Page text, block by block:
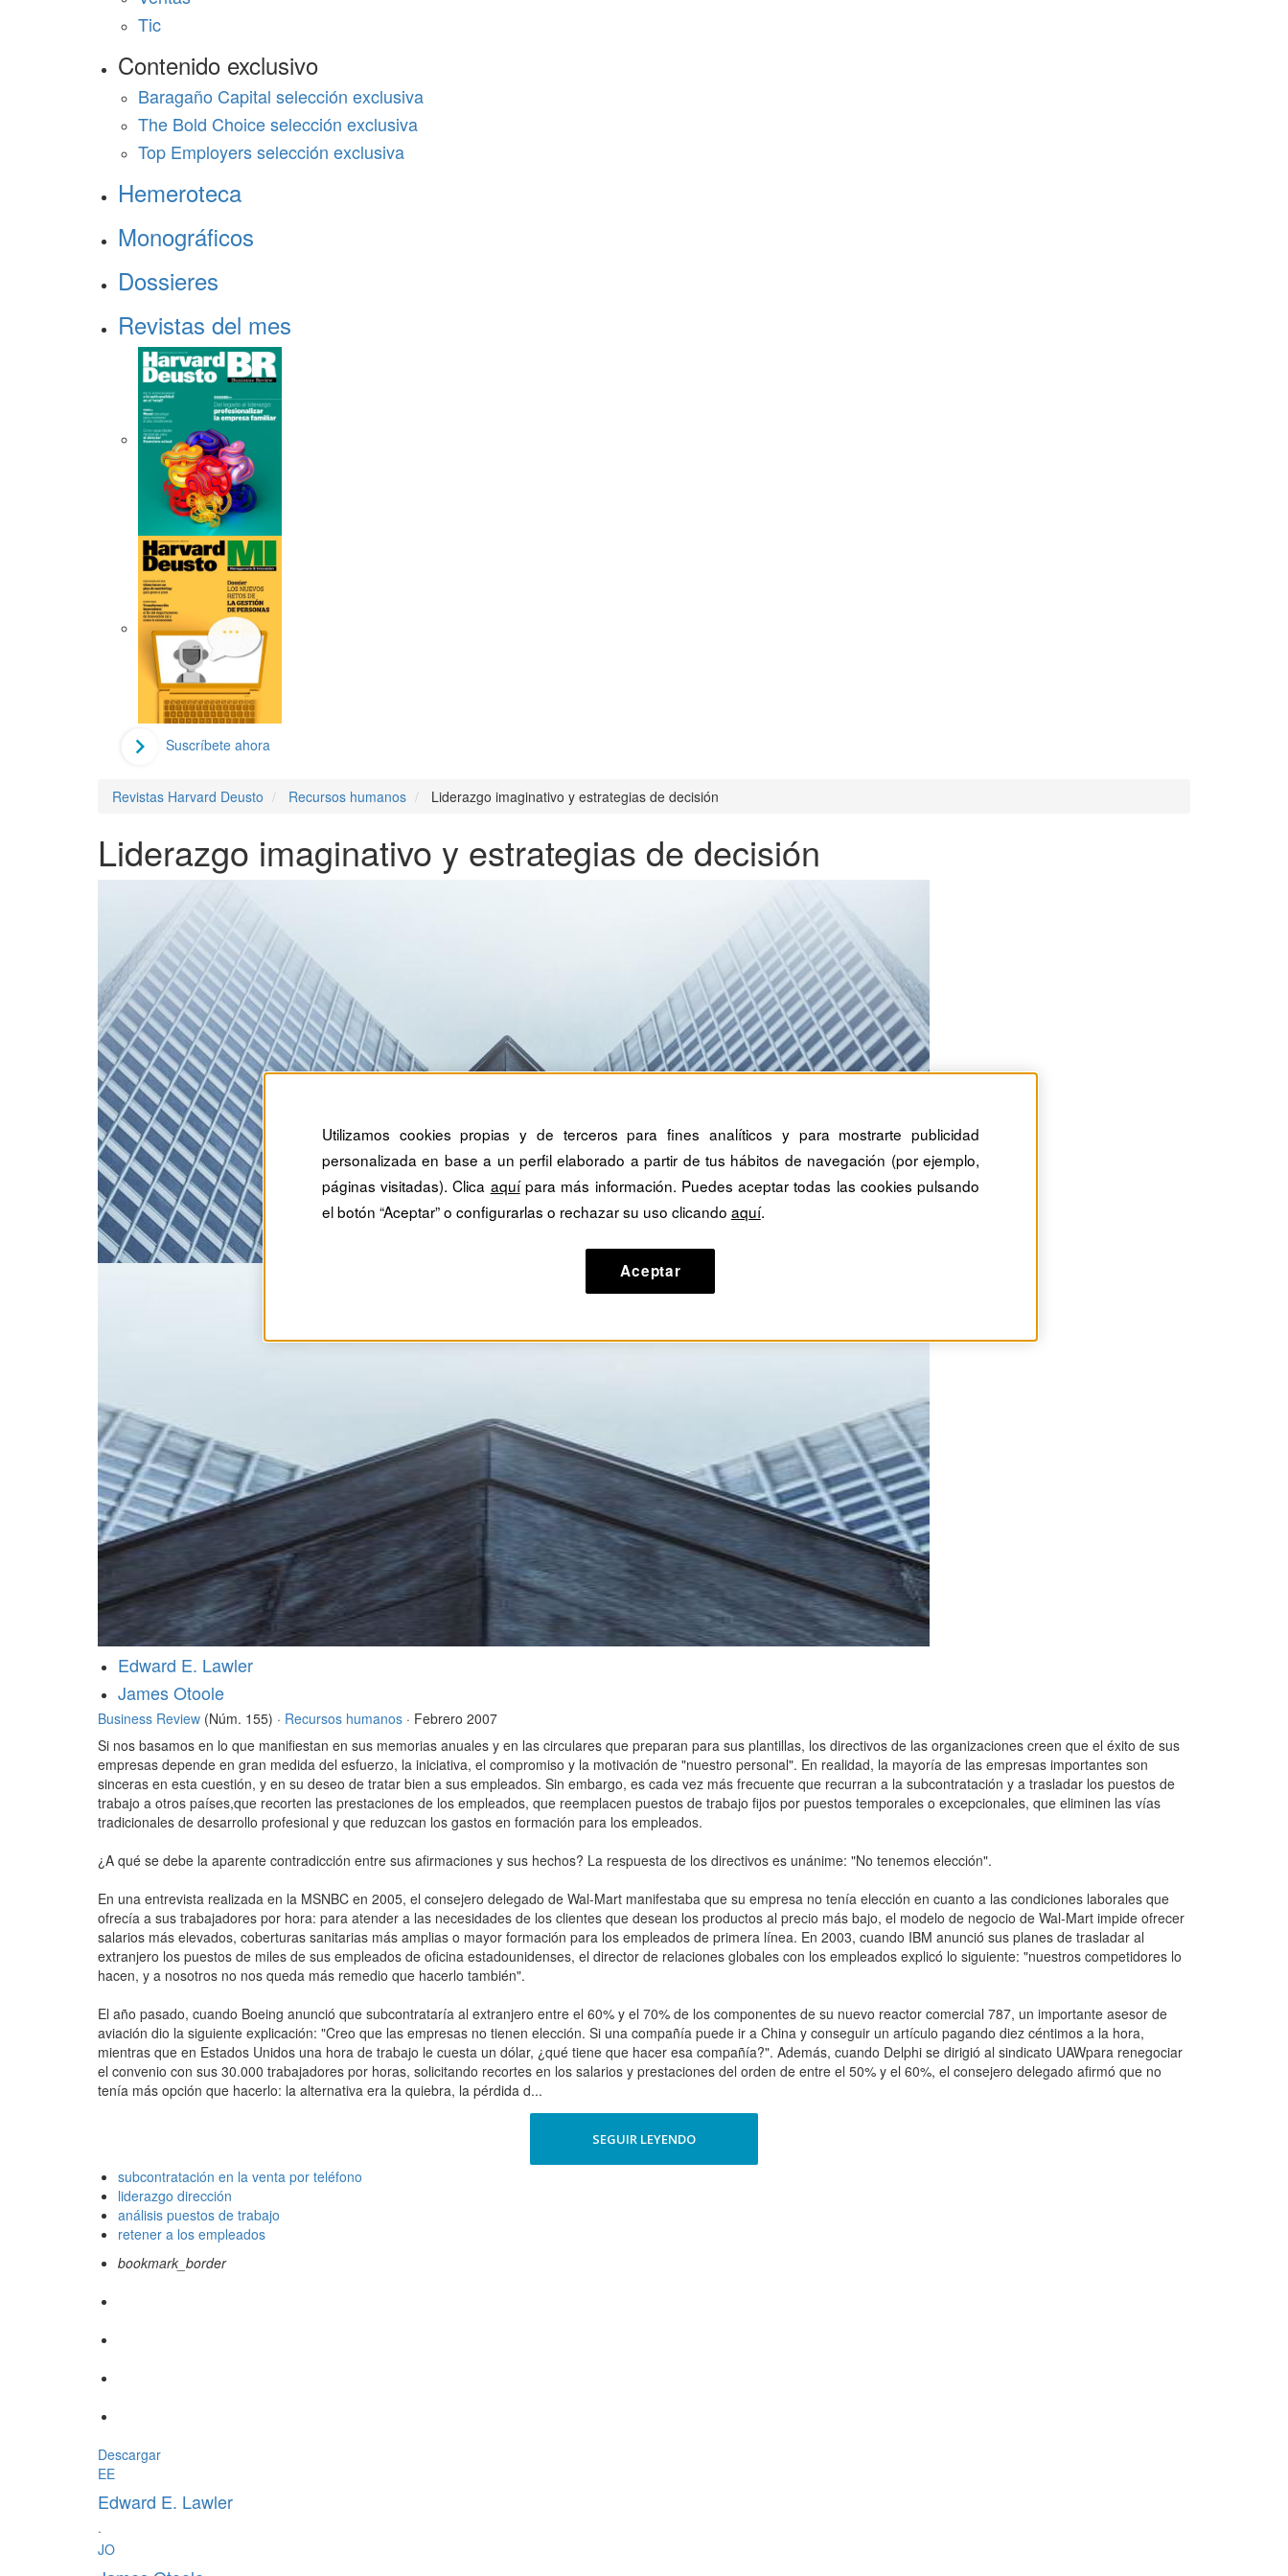
Tic
Contenido exclusivo
Baragaño Capital selección exclusiva
The Bold Choice selección exclusiva
Top Employers selección exclusiva
Hemeroteca
Monográficos
Dossieres
Revistas del mes
Suscríbete ahora
Revistas Harvard Deusto Recursos humanos Liderazgo imaginativo y estrategias de decisión
Liderazgo imaginativo y estrategias de decisión
Edward E. Lawler
James Otoole
Business Review (Núm. 155) · Recursos humanos · Febrero 2007
Si nos basamos en lo que manifiestan en sus memorias anuales y en las circulares que preparan para sus plantillas, los directivos de las organizaciones creen que el éxito de sus
empresas depende en gran medida del esfuerzo, la iniciativa, el compromiso y la motivación de "nuestro personal". En realidad, la mayoría de las empresas importantes son
sinceras en esta cuestión, y en su deseo de tratar bien a sus empleados. Sin embargo, es cada vez más frecuente que recurran a la subcontratación y a trasladar los puestos de
trabajo a otros países,que recorten las prestaciones de los empleados, que reemplacen puestos de trabajo fijos por puestos temporales o excepcionales, que eliminen las vías
tradicionales de desarrollo profesional y que reduzcan los gastos en formación para los empleados.
¿A qué se debe la aparente contradicción entre sus afirmaciones y sus hechos? La respuesta de los directivos es unánime: "No tenemos elección".
En una entrevista realizada en la MSNBC en 2005, el consejero delegado de Wal-Mart manifestaba que su empresa no tenía elección en cuanto a las condiciones laborales que
ofrecía a sus trabajadores por hora: para atender a las necesidades de los clientes que desean los productos al precio más bajo, el modelo de negocio de Wal-Mart impide ofrecer
salarios más elevados, coberturas sanitarias más amplias o mayor formación para los empleados de primera línea. En 2003, cuando IBM anunció sus planes de trasladar al
extranjero los puestos de miles de sus empleados de oficina estadounidenses, el director de relaciones globales con los empleados explicó lo siguiente: "nuestros competidores lo
hacen, y a nosotros no nos queda más remedio que hacerlo también".
El año pasado, cuando Boeing anunció que subcontrataría al extranjero entre el 60% y el 70% de los componentes de su nuevo reactor comercial 787, un importante asesor de
aviación dio la siguiente explicación: "Creo que las empresas no tienen elección. Si una compañía puede ir a China y conseguir un artículo pagando diez céntimos a la hora,
mientras que en Estados Unidos una hora de trabajo le cuesta un dólar, ¿qué tiene que hacer esa compañía?". Además, cuando Delphi se dirigió al sindicato UAWpara renegociar
el convenio con sus 30.000 trabajadores por horas, solicitando recortes en los salarios y prestaciones del orden de entre el 50% y el 60%, el consejero delegado afirmó que no
tenía más opción que hacerlo: la alternativa era la quiebra, la pérdida d...
SEGUIR LEYENDO
subcontratación en la venta por teléfono
liderazgo dirección
análisis puestos de trabajo
retener a los empleados
bookmark_border
Descargar
EE
Edward E. Lawler
·
JO
Utilizamos cookies propias y de terceros para fines analíticos y para mostrarte publicidad
personalizada en base a un perfil elaborado a partir de tus hábitos de navegación (por ejemplo,
páginas visitadas). Clica aquípara más información. Puedes aceptar todas las cookies pulsando
el botón “Aceptar” o configurarlas o rechazar su uso clicando aquí.
Aceptar